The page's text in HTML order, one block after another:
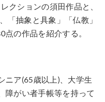
クションの須田作品と、
「抽象と具象」「仏教」
点の作品を紹介する。
ニア(65歳以上)、大学生
障がい者手帳等を持って